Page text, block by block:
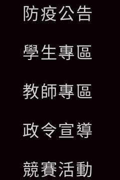
防疫公告
學生專區
教師專區
政令宣導
競賽活動